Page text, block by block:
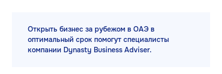
Открыть бизнес за рубежом в ОАЭ в
оптимальный срок помогут специалисты
компании Dynasty Business Adviser.